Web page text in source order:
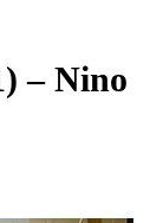
– Nino